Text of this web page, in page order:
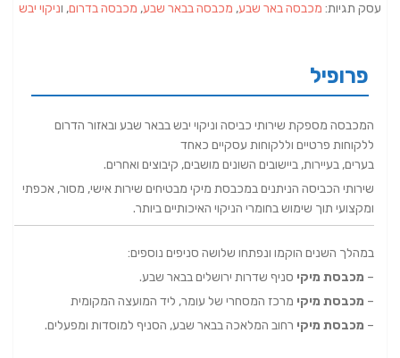
עסק תגיות: מכבסה באר שבע, מכבסה בבאר שבע, מכבסה בדרום, וניקוי יבש
פרופיל
המכבסה מספקת שירותי כביסה וניקוי יבש בבאר שבע ובאזור הדרום
ללקוחות פרטיים וללקוחות עסקיים כאחד
בערים, בעיירות, ביישובים השונים מושבים, קיבוצים ואחרים.
שירותי הכביסה הניתנים במכבסת מיקי מבטיחים שירות אישי, מסור, אכפתי
ומקצועי תוך שימוש בחומרי הניקוי האיכותיים ביותר.
במהלך השנים הוקמו ונפתחו שלושה סניפים נוספים:
– מכבסת מיקי סניף שדרות ירושלים בבאר שבע.
– מכבסת מיקי מרכז המסחרי של עומר, ליד המועצה המקומית
– מכבסת מיקי רחוב המלאכה בבאר שבע, הסניף למוסדות ומפעלים.